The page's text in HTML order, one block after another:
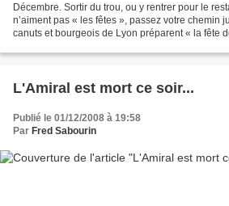
Décembre. Sortir du trou, ou y rentrer pour le
n’aiment pas « les fêtes », passez votre chemin
canuts et bourgeois de Lyon préparent « la fête
L'Amiral est mort ce soir...
Publié le 01/12/2008 à 19:58
Par Fred Sabourin